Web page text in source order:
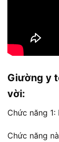
Giường y
vời:
Chức năng
Chức năng